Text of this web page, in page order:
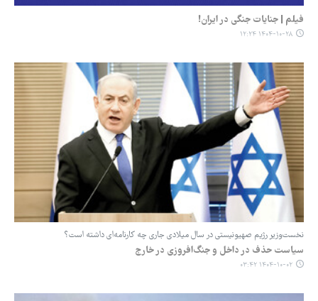
فیلم | جنایات جنگی در ایران!
۱۴۰۴-۱۰-۲۸ ۱۲:۲۴
نخست‌وزیر رژیم صهیونیستی در سال میلادی جاری چه کارنامه‌ای داشته است؟
سیاست حذف در داخل و جنگ‌افروزی در خارج
۱۴۰۴-۱۰-۰۲ ۰۳:۴۲